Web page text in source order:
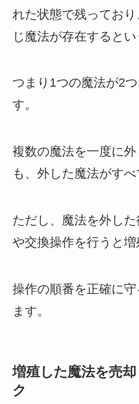
れた状態で残ってお
じ魔法が存在するとい
つまり1つの魔法が2
す。
複数の魔法を一度に
も、外した魔法がすべ
ただし、魔法を外し
や交換操作を行うと増
操作の順番を正確に
ます。
増殖した魔法を売
ク